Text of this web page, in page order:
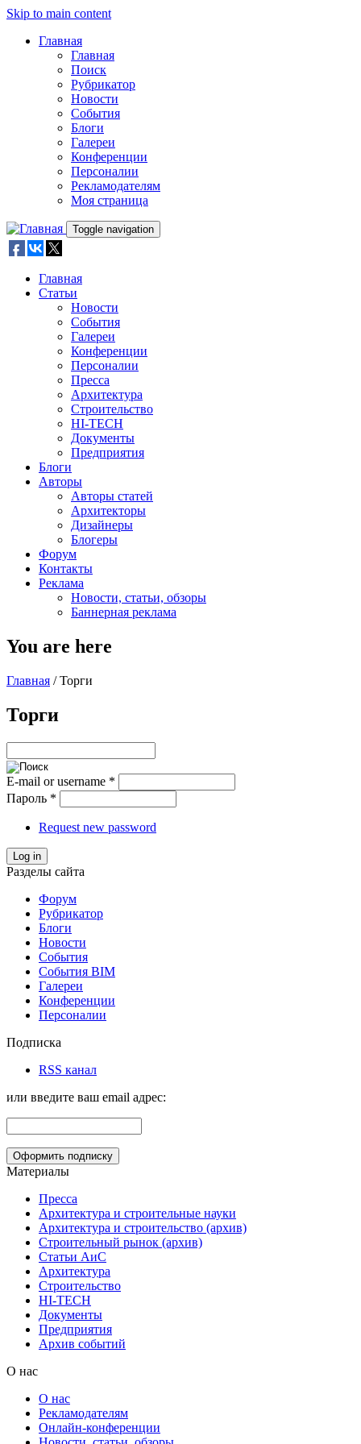
Skip to main content
Главная
Главная
Поиск
Рубрикатор
Новости
События
Блоги
Галереи
Конференции
Персоналии
Рекламодателям
Моя страница
Toggle navigation
Главная
Статьи
Новости
События
Галереи
Конференции
Персоналии
Пресса
Архитектура
Строительство
HI-TECH
Документы
Предприятия
Блоги
Авторы
Авторы статей
Архитекторы
Дизайнеры
Блогеры
Форум
Контакты
Реклама
Новости, статьи, обзоры
Баннерная реклама
You are here
Главная / Торги
Торги
E-mail or username *
Пароль *
Request new password
Log in
Разделы сайта
Форум
Рубрикатор
Блоги
Новости
События
События BIM
Галереи
Конференции
Персоналии
Подписка
RSS канал
или введите ваш email адрес:
Материалы
Пресса
Архитектура и строительные науки
Архитектура и строительство (архив)
Строительный рынок (архив)
Статьи АиС
Архитектура
Строительство
HI-TECH
Документы
Предприятия
Архив событий
О нас
О нас
Рекламодателям
Онлайн-конференции